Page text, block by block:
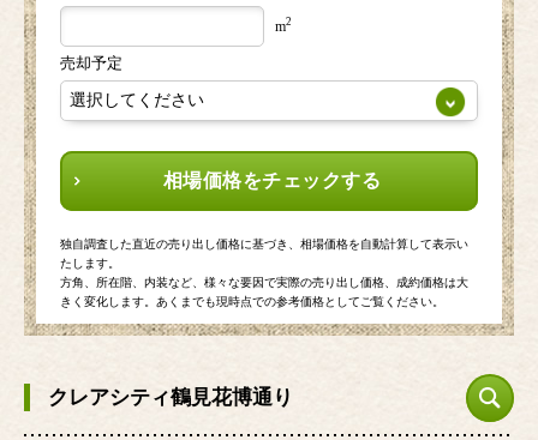
m2
売却予定
相場価格をチェックする
独自調査した直近の売り出し価格に基づき、相場価格を自動計算して表示い
たします。
方角、所在階、内装など、様々な要因で実際の売り出し価格、成約価格は大
きく変化します。あくまでも現時点での参考価格としてご覧ください。
クレアシティ鶴見花博通り